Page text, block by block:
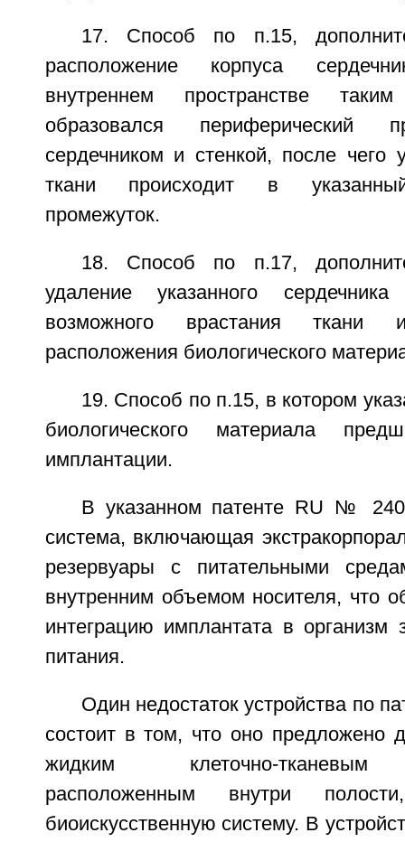
17. Способ по п.15,
расположение корпуса
внутреннем пространстве
образовался периферический
сердечником и стенкой, после чего
ткани происходит в
промежуток.
18. Способ по п.17,
удаление указанного
возможного врастания ткани
расположения биологического
19. Способ по п.15, в котором
биологического материала
имплантации.
В указанном патенте RU №
система, включающая
резервуары с питательными
внутренним объемом носителя, что
интеграцию имплантата в организм
питания.
Один недостаток устройства по
состоит в том, что оно предложено
жидким клеточно-тканевым
расположенным внутри
биоискусственную систему. В